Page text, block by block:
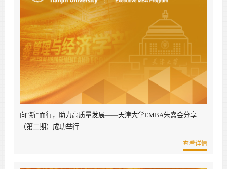
向“新“而行，助力高质量发展——天津大学EMBA朱熹会分享
（第二期）成功举行
查看详情